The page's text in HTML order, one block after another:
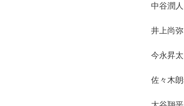
中谷潤人
井上尚弥
今永昇太
佐々木